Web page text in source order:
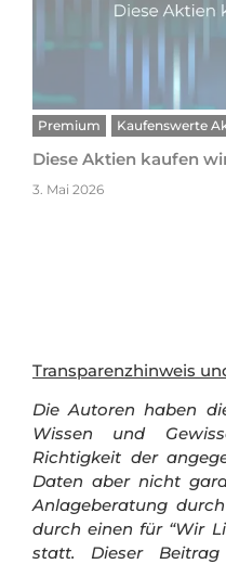
Premium Kaufenswerte
Diese Aktien kaufen
3. Mai 2026
Transparenzhinweis
Die Autoren haben
Wissen und
Richtigkeit der
Daten aber nicht
Anlageberatung
durch einen für “Wir
statt. Dieser